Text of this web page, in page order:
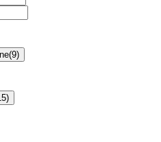
(9)
)